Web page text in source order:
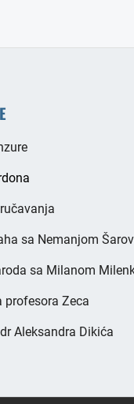
sa Nemanjom
sa Milanom
profesora Zeca
Aleksandra Dikića